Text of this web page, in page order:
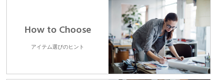
How to Choose
アイテム選びのヒント